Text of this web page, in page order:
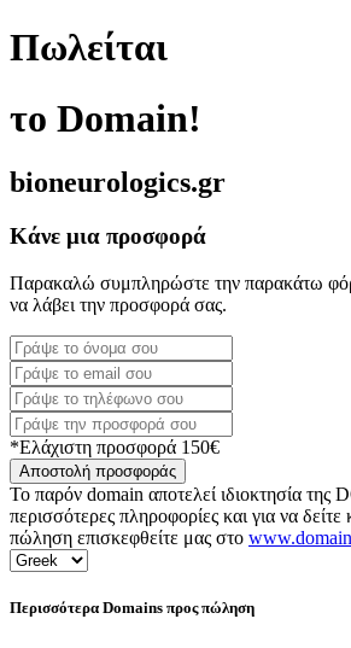
Πωλείται
το Domain!
bioneurologics.gr
Κάνε μια προσφορά
Παρακαλώ συμπληρώστε την παρακάτω
να λάβει την προσφορά σας.
*Ελάχιστη προσφορά 150€
Αποστολή προσφοράς
Το παρόν domain αποτελεί ιδιοκτησία
περισσότερες πληροφορίες και για να
πώληση επισκεφθείτε μας στο
Περισσότερα Domains προς πώληση